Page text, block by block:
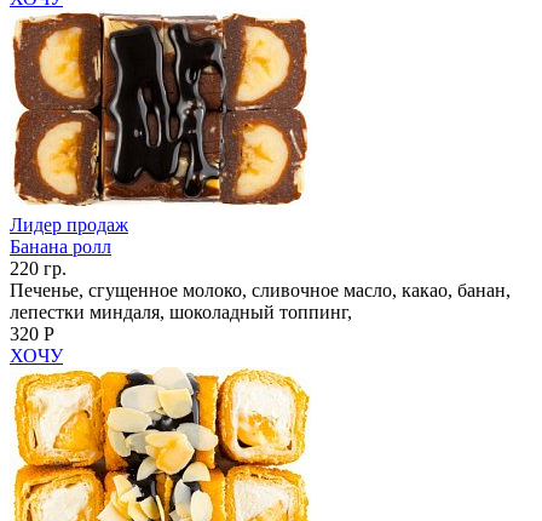
Лидер продаж
Банана ролл
220 гр.
Печенье, сгущенное молоко, сливочное масло, какао, банан,
лепестки миндаля, шоколадный топпинг,
320 Р
ХОЧУ